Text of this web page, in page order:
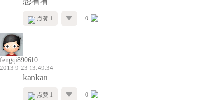
点赞 1 0
fengqi890610
2013-9-23 13:49:34
kankan
点赞 1 0